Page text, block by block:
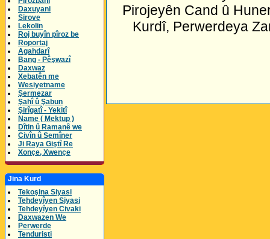
Daxuyani
Sirove
Lekolin
Roj buyîn pîroz be
Roportaj
Agahdarî
Bang - Pêşwazî
Daxwaz
Xebatên me
Wesiyetname
Şermezar
Şahî û Şabun
Şirîgatî - Yekitî
Name ( Mektup )
Dîtin û Ramanê we
Civîn û Semîner
Ji Raya Giştî Re
Xonçe, Xwençe
Jina Kurd
Tekoşina Siyasi
Tehdeyîyen Siyasi
Tehdeyîyen Civaki
Daxwazen We
Perwerde
Tenduristi
Pirojeyên Cand û
Kurdî, Perwerdeya